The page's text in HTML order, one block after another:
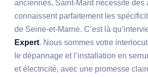
anciennes, Saint-Mard nécessite des
connaissent parfaitement les
de Seine-et-Marne. C’est là
Expert. Nous sommes votre
le dépannage et l’installation en
et électricité, avec une promesse